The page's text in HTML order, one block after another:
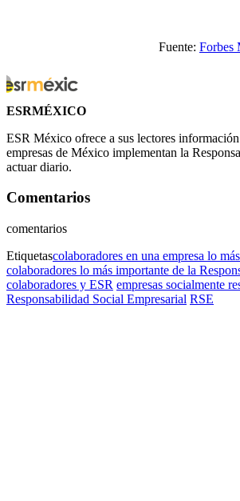
Fuente: Forbes
ESRMÉXICO
ESR México ofrece a sus lectores
empresas de México implementan la
actuar diario.
Comentarios
comentarios
Etiquetascolaboradores en una empresa lo
colaboradores lo más importante de la
colaboradores y ESR empresas socialmente
Responsabilidad Social Empresarial RSE